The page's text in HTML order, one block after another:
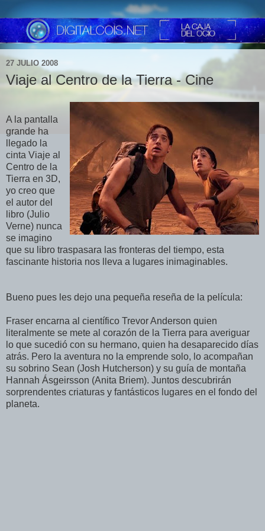
27 JULIO 2008
Viaje al Centro de la Tierra - Cine
A la pantalla
grande ha
llegado la
cinta Viaje al
Centro de la
Tierra en 3D,
yo creo que
el autor del
libro (Julio
Verne) nunca
se imagino
que su libro traspasara las fronteras del tiempo, esta
fascinante historia nos lleva a lugares inimaginables.
Bueno pues les dejo una pequeña reseña de la película:
Fraser encarna al científico Trevor Anderson quien
literalmente se mete al corazón de la Tierra para averiguar
lo que sucedió con su hermano, quien ha desaparecido días
atrás. Pero la aventura no la emprende solo, lo acompañan
su sobrino Sean (Josh Hutcherson) y su guía de montaña
Hannah Ásgeirsson (Anita Briem). Juntos descubrirán
sorprendentes criaturas y fantásticos lugares en el fondo del
planeta.